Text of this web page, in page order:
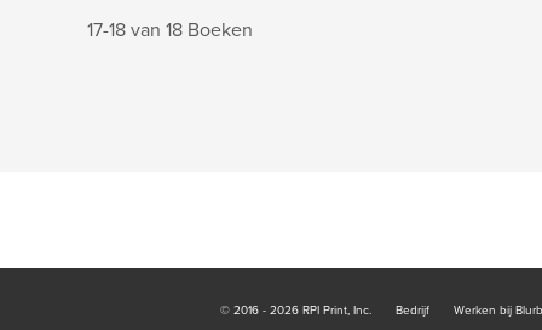
17-18 van 18 Boeken
© 2016 - 2026 RPI Print, Inc. Bedrijf Werken bij Blurb